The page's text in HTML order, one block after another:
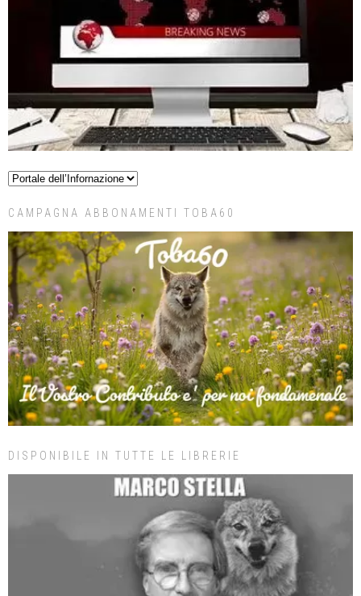
CAMPAGNA ABBONAMENTI TOBA60
DISPONIBILE IN TUTTE LE LIBRERIE